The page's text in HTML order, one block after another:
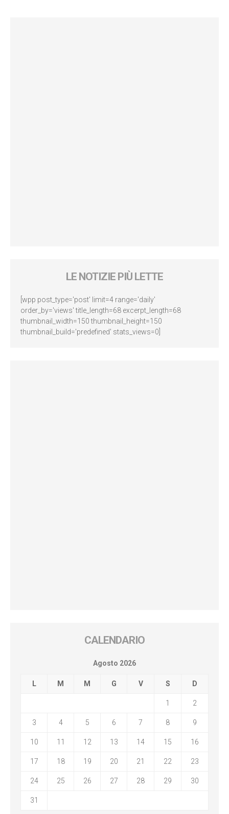
LE NOTIZIE PIÙ LETTE
[wpp post_type='post' limit=4 range='daily'
order_by='views' title_length=68 excerpt_length=68
thumbnail_width=150 thumbnail_height=150
thumbnail_build='predefined' stats_views=0]
CALENDARIO
Agosto 2026
L M M G V S D
1 2
3 4 5 6 7 8 9
10 11 12 13 14 15 16
17 18 19 20 21 22 23
24 25 26 27 28 29 30
31